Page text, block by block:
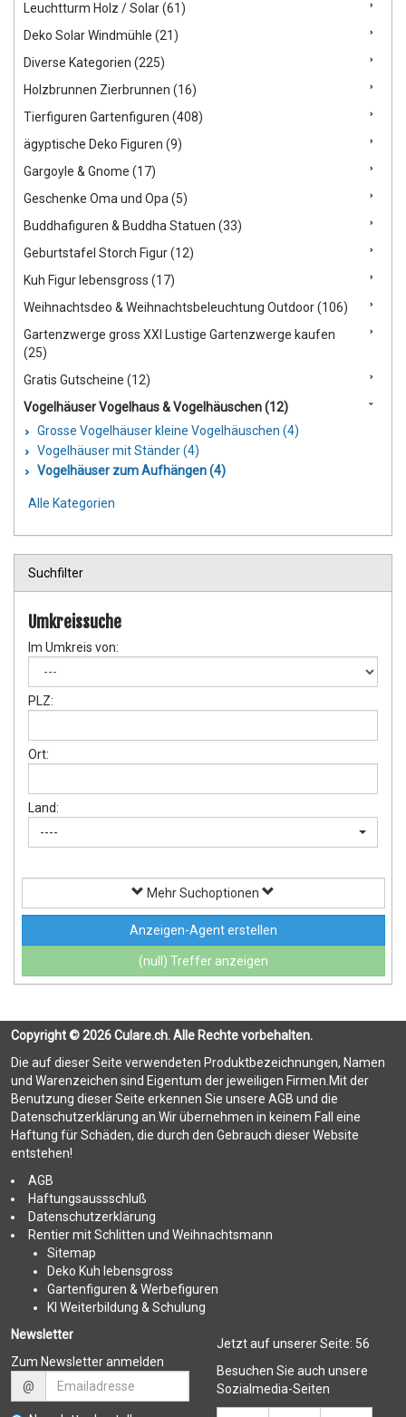
Leuchtturm Holz / Solar (61)
Deko Solar Windmühle (21)
Diverse Kategorien (225)
Holzbrunnen Zierbrunnen (16)
Tierfiguren Gartenfiguren (408)
ägyptische Deko Figuren (9)
Gargoyle & Gnome (17)
Geschenke Oma und Opa (5)
Buddhafiguren & Buddha Statuen (33)
Geburtstafel Storch Figur (12)
Kuh Figur lebensgross (17)
Weihnachtsdeo & Weihnachtsbeleuchtung Outdoor (106)
Gartenzwerge gross XXl Lustige Gartenzwerge kaufen
(25)
Gratis Gutscheine (12)
Vogelhäuser Vogelhaus & Vogelhäuschen (12)
Grosse Vogelhäuser kleine Vogelhäuschen (4)
Vogelhäuser mit Ständer (4)
Vogelhäuser zum Aufhängen (4)
Alle Kategorien
Suchfilter
Umkreissuche
Im Umkreis von:
PLZ:
Ort:
Land:
----
Mehr Suchoptionen
Anzeigen-Agent erstellen
(null) Treffer anzeigen
Copyright © 2026 Culare.ch. Alle Rechte vorbehalten.
Die auf dieser Seite verwendeten Produktbezeichnungen, Namen
und Warenzeichen sind Eigentum der jeweiligen Firmen.Mit der
Benutzung dieser Seite erkennen Sie unsere AGB und die
Datenschutzerklärung an.Wir übernehmen in keinem Fall eine
Haftung für Schäden, die durch den Gebrauch dieser Website
entstehen!
AGB
Haftungsaussschluß
Datenschutzerklärung
Rentier mit Schlitten und Weihnachtsmann
Sitemap
Deko Kuh lebensgross
Gartenfiguren & Werbefiguren
KI Weiterbildung & Schulung
Newsletter
Zum Newsletter anmelden
@
Jetzt auf unserer Seite: 56
Besuchen Sie auch unsere
Sozialmedia-Seiten